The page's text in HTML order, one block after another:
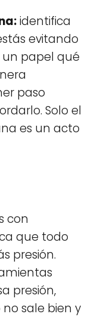
identifica
evitando
un papel qué
paso
Solo el
es un acto
con
que todo
presión.
presión,
sale bien y